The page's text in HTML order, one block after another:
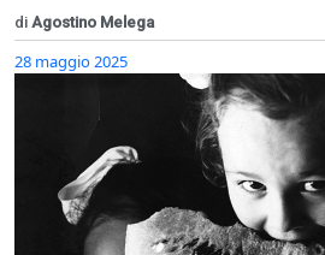
di Agostino Melega
28 maggio 2025